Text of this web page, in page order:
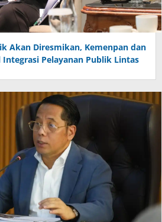
Akan Diresmikan, Kemenpan dan
Integrasi Pelayanan Publik Lintas